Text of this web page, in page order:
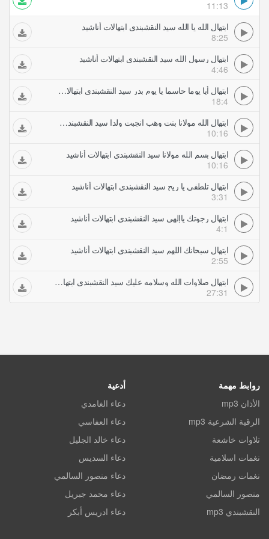
11:13
ابتهال الله يا الله سيد النقشبندي ابتهالات أناشيد
8:25
ابتهال رسول الله سيد النقشبندي ابتهالات أناشيد
4:46
ابتهال أيا يوما حاسما يا يوم بدر سيد النقشبندي ابتهالات أناشيد
18:4
ابتهال الله مولانا بنت وهب انجبت ولدا سيد النقشبندي ابتهالات أناشيد
10:16
ابتهال بسم الله مولانا سيد النقشبندي ابتهالات أناشيد
10:16
ابتهال تلطفى يا ريح سيد النقشبندي ابتهالات أناشيد
3:31
ابتهال رجوتك ياإلهي سيد النقشبندي ابتهالات أناشيد
4:1
ابتهال سبحانك اللهم سيد النقشبندي ابتهالات أناشيد
2:55
ابتهال صلاوات الله وسلامه عليك سيد النقشبندي ابتهالات أناشيد
27:31
روابط مهمة
الأذان mp3
الرقية الشرعية mp3
تلاوات خاشعة
نغمات اسلامية
نغمات رمضان
منصور السالمي
النقشبندي mp3
أدعية
دعاء الغامدي
دعاء العفاسي
دعاء خالد الجليل
دعاء السديس
دعاء منصور السالمي
دعاء محمد جبريل
دعاء ادريس أبكر